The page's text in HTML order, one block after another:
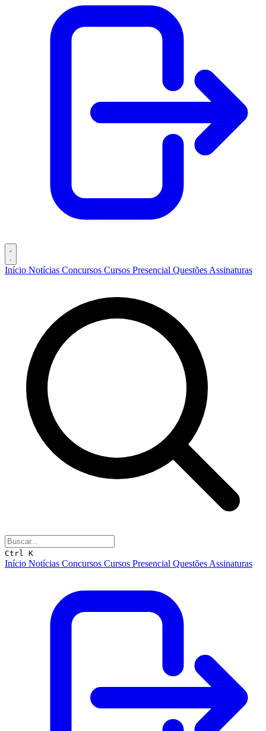
Início Notícias Concursos Cursos Presencial Questões Assinaturas
Ctrl K
Início Notícias Concursos Cursos Presencial Questões Assinaturas